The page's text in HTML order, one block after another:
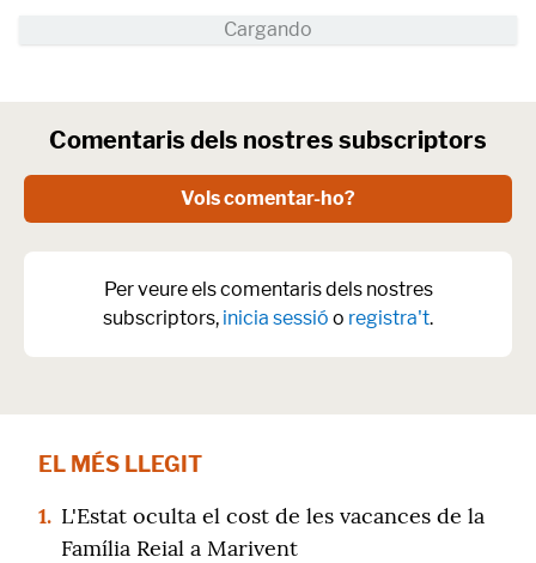
Comentaris dels nostres subscriptors
Vols comentar-ho?
Per veure els comentaris dels nostres
subscriptors, inicia sessió o registra't.
EL MÉS LLEGIT
1. L'Estat oculta el cost de les vacances de la
Família Reial a Marivent